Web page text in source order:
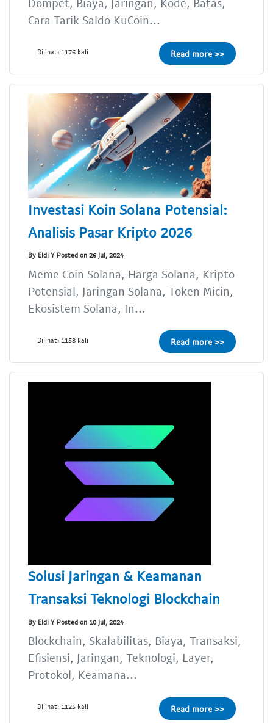
Cara Tarik Saldo KuCoin...
Dilihat: 1176 kali Read more >>
Investasi Koin Solana Potensial:
Analisis Pasar Kripto 2026
By Eldi Y Posted on 26 Jul, 2024
Meme Coin Solana, Harga Solana, Kripto
Potensial, Jaringan Solana, Token Micin,
Ekosistem Solana, In...
Dilihat: 1158 kali Read more >>
Solusi Jaringan & Keamanan
Transaksi Teknologi Blockchain
By Eldi Y Posted on 10 Jul, 2024
Blockchain, Skalabilitas, Biaya, Transaksi,
Efisiensi, Jaringan, Teknologi, Layer,
Protokol, Keamana...
Dilihat: 1125 kali Read more >>